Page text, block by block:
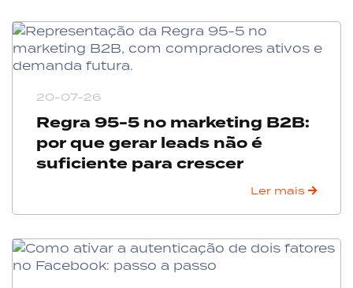
20-07-26
Regra 95-5 no marketing B2B:
por que gerar leads não é
suficiente para crescer
Ler mais